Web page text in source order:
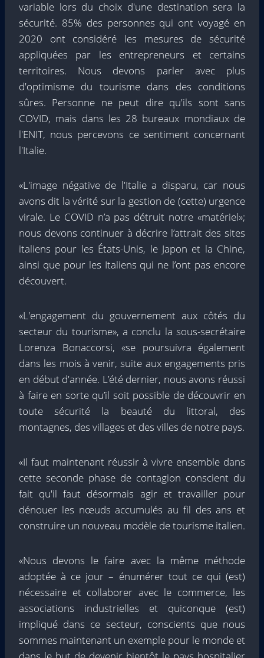
variable lors du choix d'une destination sera la
sécurité. 85% des personnes qui ont voyagé en
2020 ont considéré les mesures de sécurité
appliquées par les entrepreneurs et certains
territoires. Nous devons parler avec plus
d'optimisme du tourisme dans des conditions
sûres. Personne ne peut dire qu'ils sont sans
COVID, mais dans les 28 bureaux mondiaux de
l'ENIT, nous percevons ce sentiment concernant
l'Italie.
«L'image négative de l'Italie a disparu, car nous
avons dit la vérité sur la gestion de (cette) urgence
virale. Le COVID n’a pas détruit notre «matériel»;
nous devons continuer à décrire l’attrait des sites
italiens pour les États-Unis, le Japon et la Chine,
ainsi que pour les Italiens qui ne l’ont pas encore
découvert.
«L'engagement du gouvernement aux côtés du
secteur du tourisme», a conclu la sous-secrétaire
Lorenza Bonaccorsi, «se poursuivra également
dans les mois à venir, suite aux engagements pris
en début d'année. L’été dernier, nous avons réussi
à faire en sorte qu’il soit possible de découvrir en
toute sécurité la beauté du littoral, des
montagnes, des villages et des villes de notre pays.
«Il faut maintenant réussir à vivre ensemble dans
cette seconde phase de contagion conscient du
fait qu'il faut désormais agir et travailler pour
dénouer les nœuds accumulés au fil des ans et
construire un nouveau modèle de tourisme italien.
«Nous devons le faire avec la même méthode
adoptée à ce jour – énumérer tout ce qui (est)
nécessaire et collaborer avec le commerce, les
associations industrielles et quiconque (est)
impliqué dans ce secteur, conscients que nous
sommes maintenant un exemple pour le monde et